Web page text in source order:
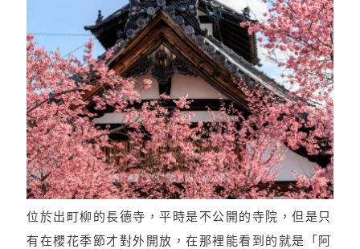
位於出町柳的長德寺，平時是不公開的寺院，但是只
有在櫻花季節才對外開放，在那裡能看到的就是「阿